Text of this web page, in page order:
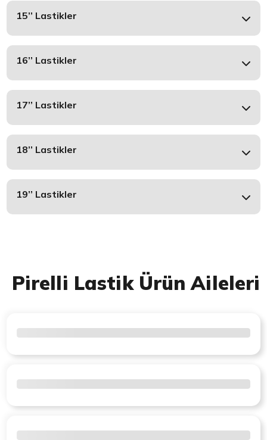
15’’ Lastikler
16’’ Lastikler
17’’ Lastikler
18’’ Lastikler
19’’ Lastikler
Pirelli Lastik Ürün Aileleri